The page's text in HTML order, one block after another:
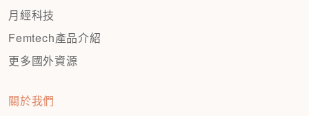
月經科技
Femtech產品介紹
更多國外資源
關於我們